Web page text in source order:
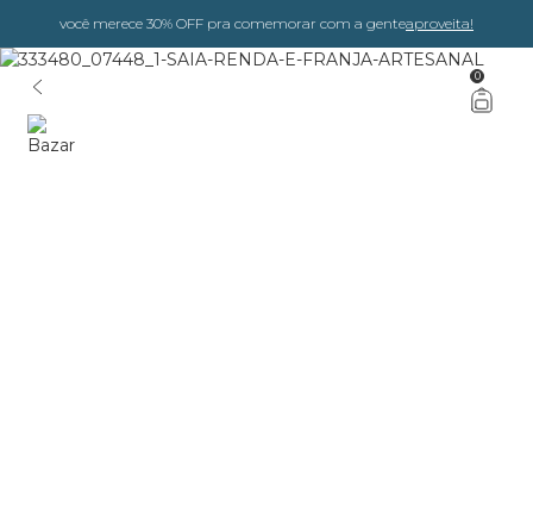
você merece 30% OFF pra comemorar com a genteaproveita!
0